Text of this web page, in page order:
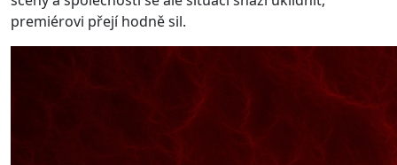
premiérovi přejí hodně sil.